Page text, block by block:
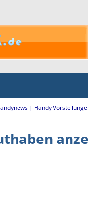
| Handy